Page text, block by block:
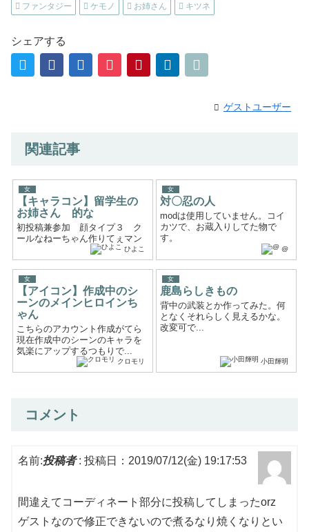
ファンタジー ケモノ お姉さん キツネ
シェアする
ゲストユーザー
関連記事
女
【キャラコン】留学生の
お姉さん 的な
初投稿兼参加 顔タイプ３ ク
ールなねーちゃん作りてぇマン
ひよこ
女
対〇忍の人
modは使用していません。コイ
カツで、お蔵入りしてた物で
す。
@
女
【アイコン】作成中のシ
ーンのメインヒロインち
ゃん
こちらのアカウント作成がてら
現在作成中のシーンのキャラを
気楽にアップするつもりで...
クロモリ
女
鹿島らしきもの
背中の武装とか作ってみた。何
となくそれらしく見えるかな。
改変可で...
小田輝明
コメント
名前:投稿者: 投稿日：2019/07/12(金) 19:17:53
間違えてコーディネート部分に投稿してしまったorz
ゲストなので修正できないので煮るなり焼くなりとい